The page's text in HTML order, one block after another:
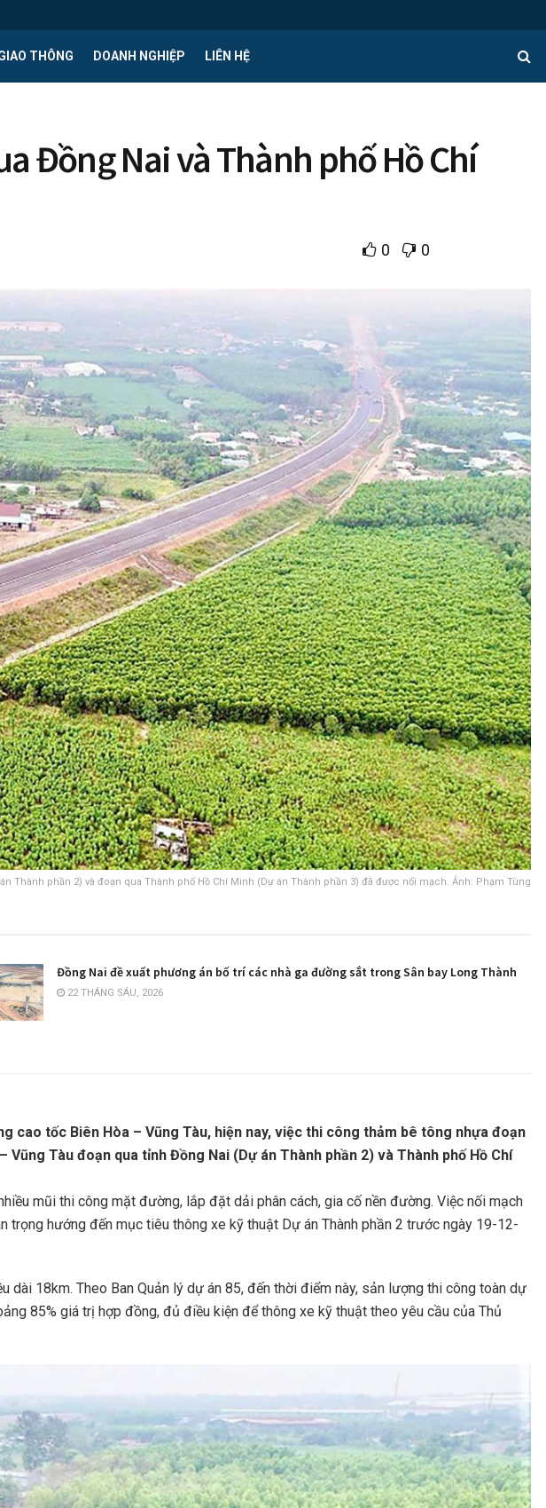
THÔNG DOANH NGHIỆP LIÊN HỆ
Đồng Nai và Thành phố Hồ Chí
0 0
Thành phần 2) và đoạn qua Thành phố Hồ Chí Minh (Dự án Thành phần 3) đã được nối mạch. Ảnh: Phạm Tùng
Đồng Nai đề xuất phương án bố trí các nhà ga đường sắt trong Sân bay Long Thành
22 THÁNG SÁU, 2026
cao tốc Biên Hòa – Vũng Tàu, hiện nay, việc thi công thảm bê tông nhựa đoạn
Tàu đoạn qua tỉnh Đồng Nai (Dự án Thành phần 2) và Thành phố Hồ Chí
mũi thi công mặt đường, lắp đặt dải phân cách, gia cố nền đường. Việc nối mạch
trọng hướng đến mục tiêu thông xe kỹ thuật Dự án Thành phần 2 trước ngày 19-12-
18km. Theo Ban Quản lý dự án 85, đến thời điểm này, sản lượng thi công toàn dự
85% giá trị hợp đồng, đủ điều kiện để thông xe kỹ thuật theo yêu cầu của Thủ